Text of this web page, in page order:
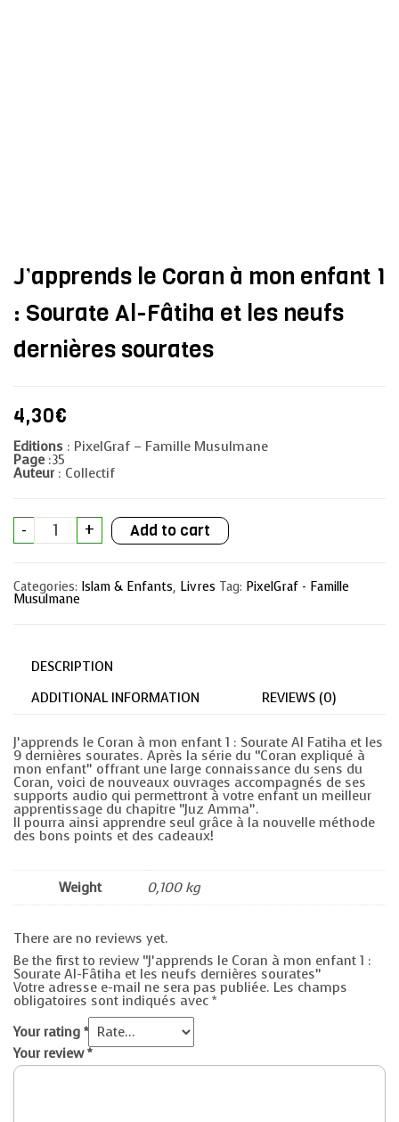
J’apprends le Coran à mon enfant 1
: Sourate Al-Fâtiha et les neufs
dernières sourates
4,30€
Editions : PixelGraf – Famille Musulmane
Page:35
Auteur : Collectif
- J'apprends
Coran
enfant
1
et
neufs
quantity
+ Add to cart
Categories: Islam & Enfants, Livres Tag: PixelGraf - Famille
Musulmane
DESCRIPTION
ADDITIONAL INFORMATION
REVIEWS (0)
J’apprends le Coran à mon enfant 1 : Sourate Al Fatiha et les
9 dernières sourates. Après la série du “Coran expliqué à
mon enfant” offrant une large connaissance du sens du
Coran, voici de nouveaux ouvrages accompagnés de ses
supports audio qui permettront à votre enfant un meilleur
apprentissage du chapitre “Juz Amma”.
Il pourra ainsi apprendre seul grâce à la nouvelle méthode
des bons points et des cadeaux!
Weight 0,100 kg
There are no reviews yet.
Be the first to review “J’apprends le Coran à mon enfant 1 :
Sourate Al-Fâtiha et les neufs dernières sourates”
Votre adresse e-mail ne sera pas publiée. Les champs
obligatoires sont indiqués avec *
Your rating *
Your review*